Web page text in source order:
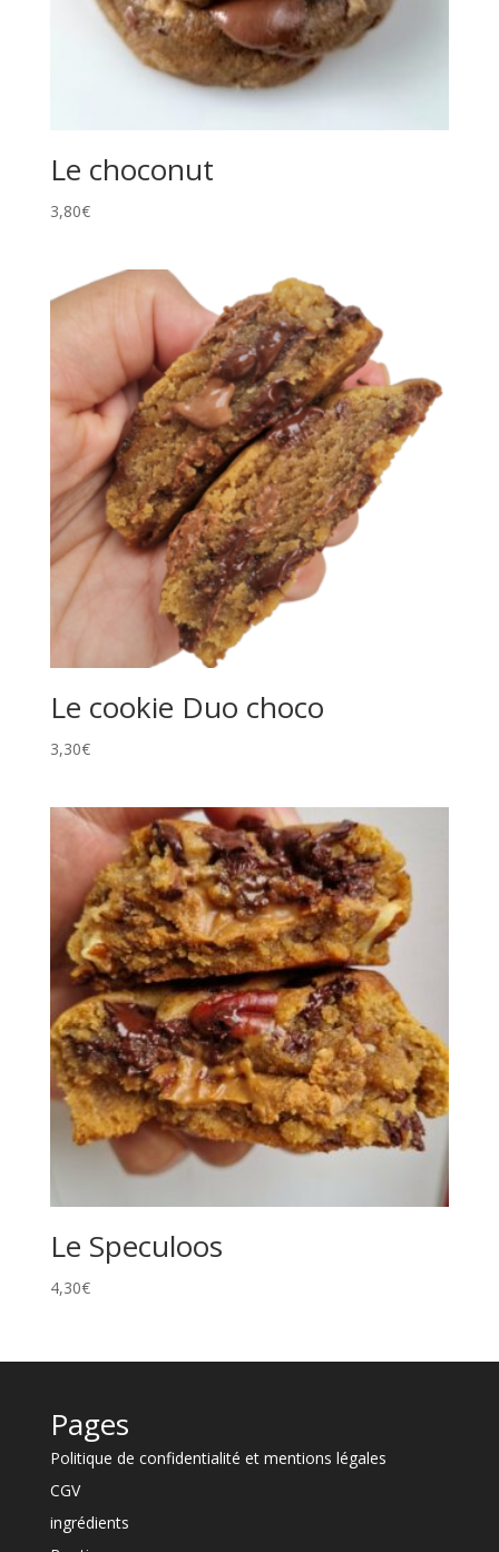
Le choconut
3,80€
Le cookie Duo choco
3,30€
Le Speculoos
4,30€
Pages
Politique de confidentialité et mentions légales
CGV
ingrédients